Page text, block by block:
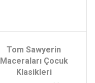
Tom Sawyerin
Maceraları Çocuk
Klasikleri